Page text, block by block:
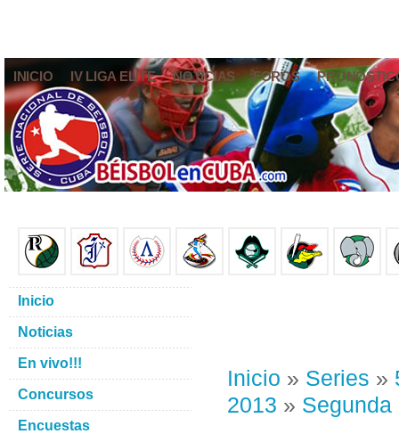
INICIO IV LIGA ELITE NOTICIAS FOROS
Inicio » Series »
2013 » Segunda
Inicio
Noticias
En vivo!!!
Concursos
Encuestas